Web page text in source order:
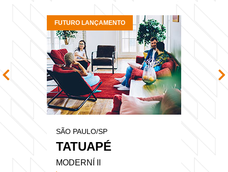
SÃO PAULO/SP
TATUAPÉ
MODERNÍ II
FUTURO LANÇAMENTO